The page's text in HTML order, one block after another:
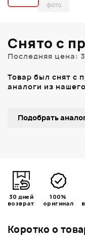
фото
Коротко о
Снято с
Последняя цена:
Товар был снят с
аналоги из
Подобрать
30 дней
возврат
100%
оригинал